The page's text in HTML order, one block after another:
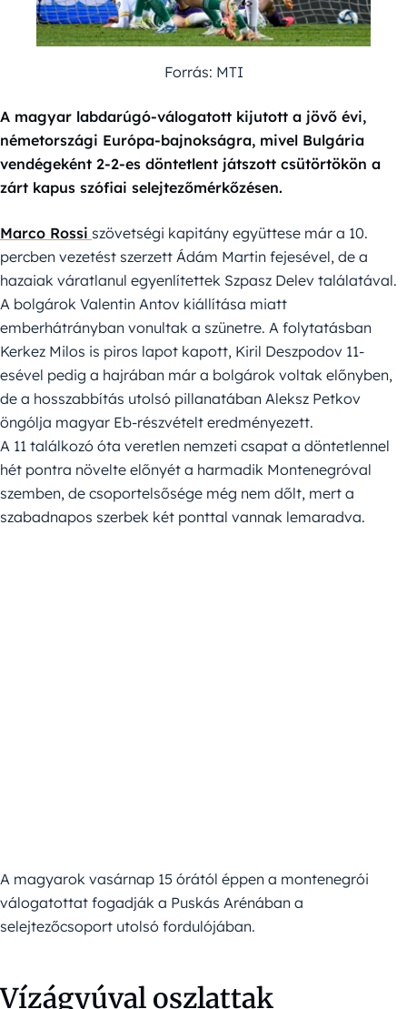
Forrás: MTI
A magyar labdarúgó-válogatott kijutott a jövő évi,
németországi Európa-bajnokságra, mivel Bulgária
vendégeként 2-2-es döntetlent játszott csütörtökön a
zárt kapus szófiai selejtezőmérkőzésen.
Marco Rossi szövetségi kapitány együttese már a 10.
percben vezetést szerzett Ádám Martin fejesével, de a
hazaiak váratlanul egyenlítettek Szpasz Delev találatával.
A bolgárok Valentin Antov kiállítása miatt
emberhátrányban vonultak a szünetre. A folytatásban
Kerkez Milos is piros lapot kapott, Kiril Deszpodov 11-
esével pedig a hajrában már a bolgárok voltak előnyben,
de a hosszabbítás utolsó pillanatában Aleksz Petkov
öngólja magyar Eb-részvételt eredményezett.
A 11 találkozó óta veretlen nemzeti csapat a döntetlennel
hét pontra növelte előnyét a harmadik Montenegróval
szemben, de csoportelsősége még nem dőlt, mert a
szabadnapos szerbek két ponttal vannak lemaradva.
A magyarok vasárnap 15 órától éppen a montenegrói
válogatottat fogadják a Puskás Arénában a
selejtezőcsoport utolsó fordulójában.
Vízágyúval oszlattak